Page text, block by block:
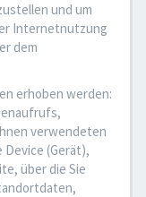
und um
Internetnutzung
dem
erhoben werden:
verwendeten
(Gerät),
über die Sie